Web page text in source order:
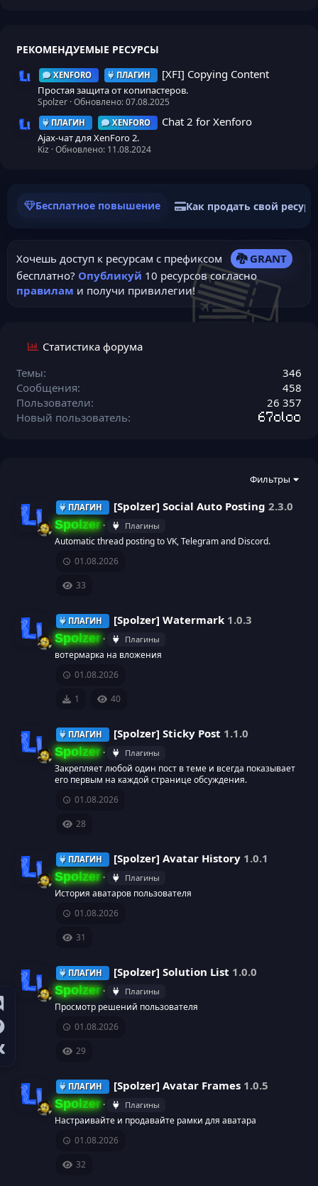
РЕКОМЕНДУЕМЫЕ РЕСУРСЫ
Иконка ресурса
XENFORO ПЛАГИН [XFI] Copying Content
Простая защита от копипастеров.
Spolzer Обновлено:07.08.2025
Иконка ресурса
ПЛАГИН XENFORO Chat 2 for Xenforo
Ajax-чат для XenForo 2.
Kiz Обновлено: 11.08.2024
Бесплатное повышение Как продать свой
Хочешь доступ к ресурсам с префиксом
🐉 GRANT
бесплатно? Опубликуй 10 ресурсов согласно
правилам и получи привилегии!
Статистика форума
Темы
346
Сообщения
458
Пользователи
26 357
Новый пользователь
67oloo
Фильтры
н
е
с
ПЛАГИН [Spolzer] Social Auto Posting 2.3.0
Spolzer
Плагины
Automatic thread posting to VK, Telegram and Discord.
01.08.2026
33
н
е
с
ПЛАГИН [Spolzer] Watermark 1.0.3
Spolzer
Плагины
вотермарка на вложения
01.08.2026
1
40
н
е
с
ПЛАГИН [Spolzer] Sticky Post 1.1.0
Spolzer
Плагины
Закрепляет любой один пост в теме и всегда показывает
его первым на каждой странице обсуждения.
01.08.2026
28
н
е
ПЛАГИН [Spolzer] Avatar History 1.0.1
Spolzer
Плагины
История аватаров пользователя
01.08.2026
31
н
ПЛАГИН [Spolzer] Solution List 1.0.0
Spolzer
Плагины
Просмотр решений пользователя
01.08.2026
29
ПЛАГИН [Spolzer] Avatar Frames 1.0.5
Spolzer
Плагины
Настраивайте и продавайте рамки для аватара
01.08.2026
32